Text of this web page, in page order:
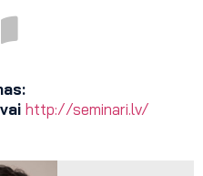
vai http://seminari.lv/